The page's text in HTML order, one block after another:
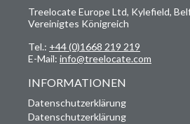
Treelocate Europe Ltd, Kylefield,
Vereinigtes Königreich
Tel.: +44 (0)1668 219 219
E-Mail: info@treelocate.com
INFORMATIONEN
Datenschutzerklärung
Datenschutzerklärung